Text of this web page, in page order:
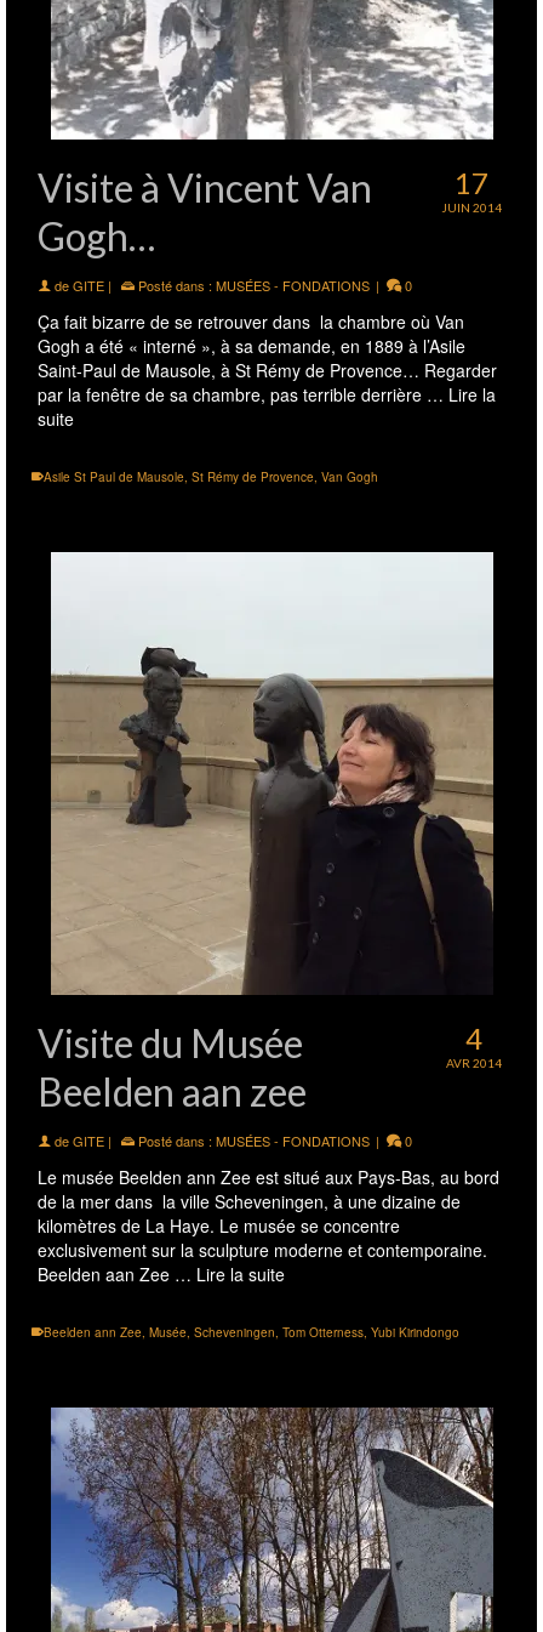
17
JUIN 2014
Visite à Vincent Van
Gogh…
deGITE | Posté dans : MUSÉES - FONDATIONS | 0
Ça fait bizarre de se retrouver dans la chambre où Van
Gogh a été « interné », à sa demande, en 1889 à l’Asile
Saint-Paul de Mausole, à St Rémy de Provence… Regarder
par la fenêtre de sa chambre, pas terrible derrière … Lire la
suite
Asile St Paul de Mausole, St Rémy de Provence, Van Gogh
4
AVR 2014
Visite du Musée
Beelden aan zee
deGITE | Posté dans : MUSÉES - FONDATIONS | 0
Le musée Beelden ann Zee est situé aux Pays-Bas, au bord
de la mer dans la ville Scheveningen, à une dizaine de
kilomètres de La Haye. Le musée se concentre
exclusivement sur la sculpture moderne et contemporaine.
Beelden aan Zee … Lire la suite
Beelden ann Zee, Musée, Scheveningen, Tom Otterness, Yubi Kirindongo